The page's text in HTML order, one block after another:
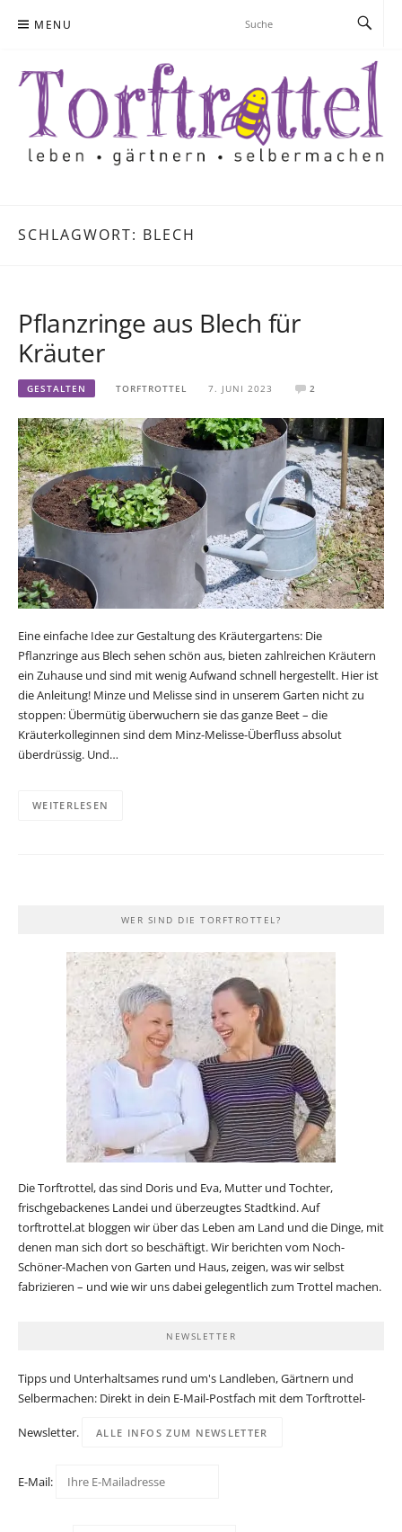
MENU
SCHLAGWORT: BLECH
Pflanzringe aus Blech für
Kräuter
GESTALTEN TORFTROTTEL 7. JUNI 2023 2
Eine einfache Idee zur Gestaltung des Kräutergartens: Die
Pflanzringe aus Blech sehen schön aus, bieten zahlreichen Kräutern
ein Zuhause und sind mit wenig Aufwand schnell hergestellt. Hier ist
die Anleitung! Minze und Melisse sind in unserem Garten nicht zu
stoppen: Übermütig überwuchern sie das ganze Beet – die
Kräuterkolleginnen sind dem Minz-Melisse-Überfluss absolut
überdrüssig. Und…
WEITERLESEN
WER SIND DIE TORFTROTTEL?
Die Torftrottel, das sind Doris und Eva, Mutter und Tochter,
frischgebackenes Landei und überzeugtes Stadtkind. Auf
torftrottel.at bloggen wir über das Leben am Land und die Dinge, mit
denen man sich dort so beschäftigt. Wir berichten vom Noch-
Schöner-Machen von Garten und Haus, zeigen, was wir selbst
fabrizieren – und wie wir uns dabei gelegentlich zum Trottel machen.
NEWSLETTER
Tipps und Unterhaltsames rund um's Landleben, Gärtnern und
Selbermachen: Direkt in dein E-Mail-Postfach mit dem Torftrottel-
Newsletter. ALLE INFOS ZUM NEWSLETTER
E-Mail: